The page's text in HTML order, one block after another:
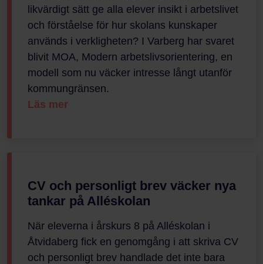
likvärdigt sätt ge alla elever insikt i arbetslivet
och förståelse för hur skolans kunskaper
används i verkligheten? I Varberg har svaret
blivit MOA, Modern arbetslivsorientering, en
modell som nu väcker intresse långt utanför
kommungränsen.
Läs mer
CV och personligt brev väcker nya
tankar på Alléskolan
När eleverna i årskurs 8 på Alléskolan i
Åtvidaberg fick en genomgång i att skriva CV
och personligt brev handlade det inte bara